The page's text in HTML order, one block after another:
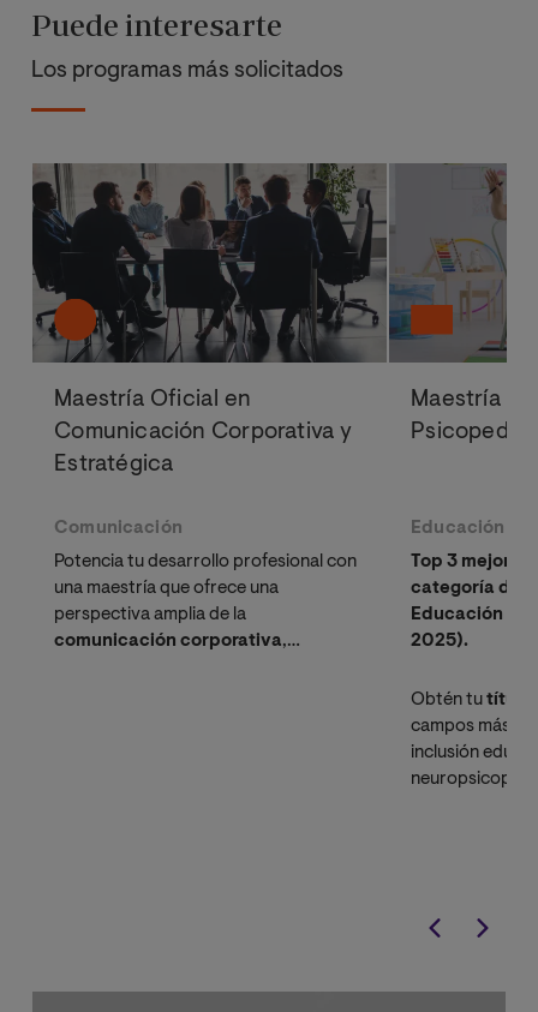
Puede interesarte
Los programas más solicitados
Maestría Oficial en
Comunicación Corporativa y
Estratégica
Comunicación
Potencia tu desarrollo profesional con
una maestría que ofrece una
perspectiva amplia de la
comunicación corporativa,
Maestría
Educación
Top 3 mejor
categoría de
Educación
2025).
Obtén tutítulo
campos más
inclusión